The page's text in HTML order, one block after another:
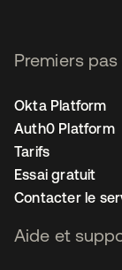
Premiers
Okta Platform
Auth0 Platform
Tarifs
Essai gratuit
Contacter le
Aide et